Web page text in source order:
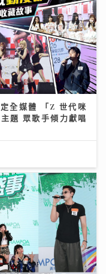
全媒體 「Z 世代咪
題 眾歌手傾力獻唱